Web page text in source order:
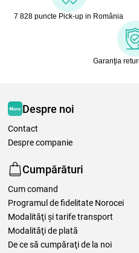
7 828 puncte Pick-up in România
Garanţia
Despre noi
Contact
Despre companie
Cumpărături
Cum comand
Programul de fidelitate Norocei
Modalităţi şi tarife transport
Modalităţi de plată
De ce să cumpăraţi de la noi